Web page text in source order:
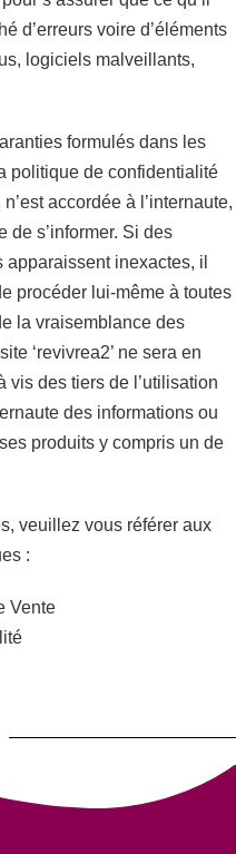
d’erreurs voire d’éléments
logiciels malveillants,
formulés dans les
politique de confidentialité
accordée à l’internaute,
de s’informer. Si des
inexactes, il
procéder lui-même à toutes
la vraisemblance des
‘revivrea2’ ne sera en
vis des tiers de l’utilisation
des informations ou
produits y compris un de
veuillez vous référer aux
:
Vente